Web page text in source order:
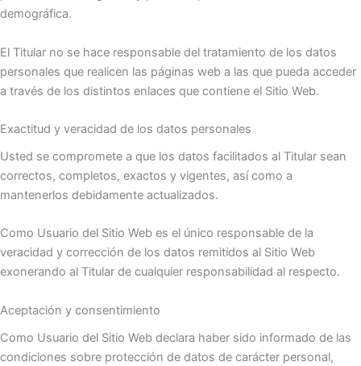
demográfica.
El Titular no se hace responsable del tratamiento de los datos
personales que realicen las páginas web a las que pueda acceder
a través de los distintos enlaces que contiene el Sitio Web.
Exactitud y veracidad de los datos personales
Usted se compromete a que los datos facilitados al Titular sean
correctos, completos, exactos y vigentes, así como a
mantenerlos debidamente actualizados.
Como Usuario del Sitio Web es el único responsable de la
veracidad y corrección de los datos remitidos al Sitio Web
exonerando al Titular de cualquier responsabilidad al respecto.
Aceptación y consentimiento
Como Usuario del Sitio Web declara haber sido informado de las
condiciones sobre protección de datos de carácter personal,